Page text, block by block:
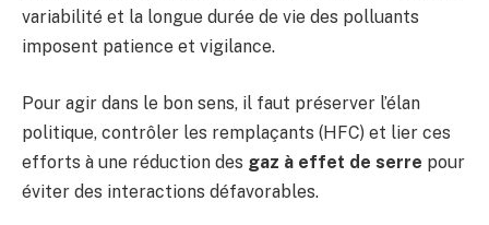
variabilité et la longue durée de vie des polluants
imposent patience et vigilance.
Pour agir dans le bon sens, il faut préserver l’élan
politique, contrôler les remplaçants (HFC) et lier ces
efforts à une réduction des gaz à effet de serre pour
éviter des interactions défavorables.